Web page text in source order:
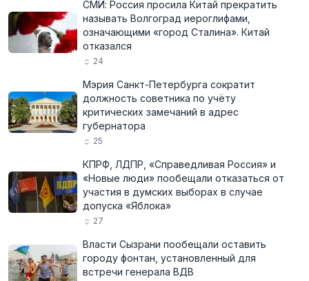
СМИ: Россия просила Китай прекратить
называть Волгоград иероглифами,
означающими «город Сталина». Китай
отказался
24
Мэрия Санкт-Петербурга сократит
должность советника по учёту
критических замечаний в адрес
губернатора
25
КПРФ, ЛДПР, «Справедливая Россия» и
«Новые люди» пообещали отказаться от
участия в думских выборах в случае
допуска «Яблока»
27
Власти Сызрани пообещали оставить
городу фонтан, установленный для
встречи генерала ВДВ